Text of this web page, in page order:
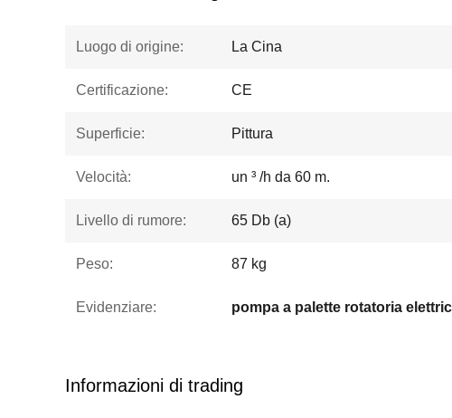
Luogo di origine: La Cina
Certificazione: CE
Superficie: Pittura
Velocità: un ³ /h da 60 m.
Livello di rumore: 65 Db (a)
Peso: 87 kg
Evidenziare:
Informazioni di trading